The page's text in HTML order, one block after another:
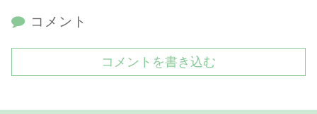
コメント
コメントを書き込む